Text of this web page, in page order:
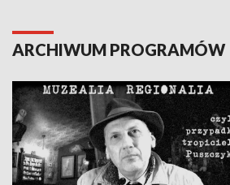
ARCHIWUM PROGRAMÓW